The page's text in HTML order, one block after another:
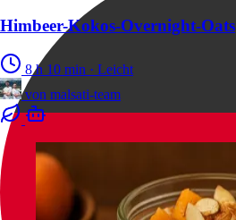
Himbeer-Kokos-Overnight-Oats
8 h 10 min · Leicht
von malsati-team